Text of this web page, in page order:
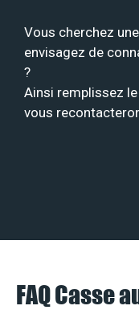
Vous cherchez
envisagez de
?
Ainsi remplissez
vous
FAQ Casse